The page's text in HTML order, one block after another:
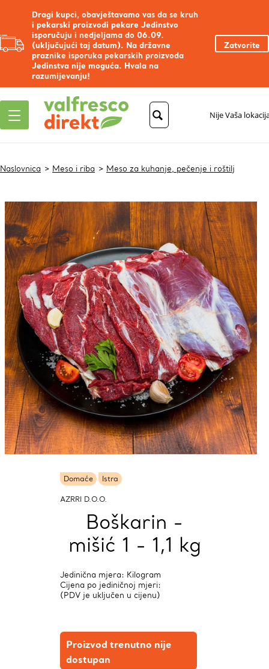
Dragi kupci, obavještavamo vas da se kruh
i pekarski proizvodi pekare Jedinstvo
isporučuju i nedjeljama do 06.09.
(uključujući taj datum). Na državne
praznike isporuka pekarskih proizvoda
Jedinstva nije moguća. Hvala na
razumijevanju!
Zatvorite
Nije Vaša
Naslovnica Meso i riba Meso za kuhanje, pečenje i roštilj
Domaće Istra
AZRRI D.O.O.
Boškarin -
mišić 1 - 1,1 kg
Jedinična mjera: Kilogram
Cijena po jediničnoj mjeri:
(PDV je uključen u cijenu)
Proizvod trenutno nije
dostupan